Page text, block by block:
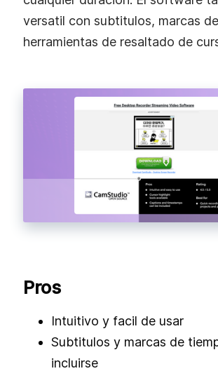
versatil con subtitulos, marcas
herramientas de resaltado de
Pros
Intuitivo y facil de usar
Subtitulos y marcas de
incluirse